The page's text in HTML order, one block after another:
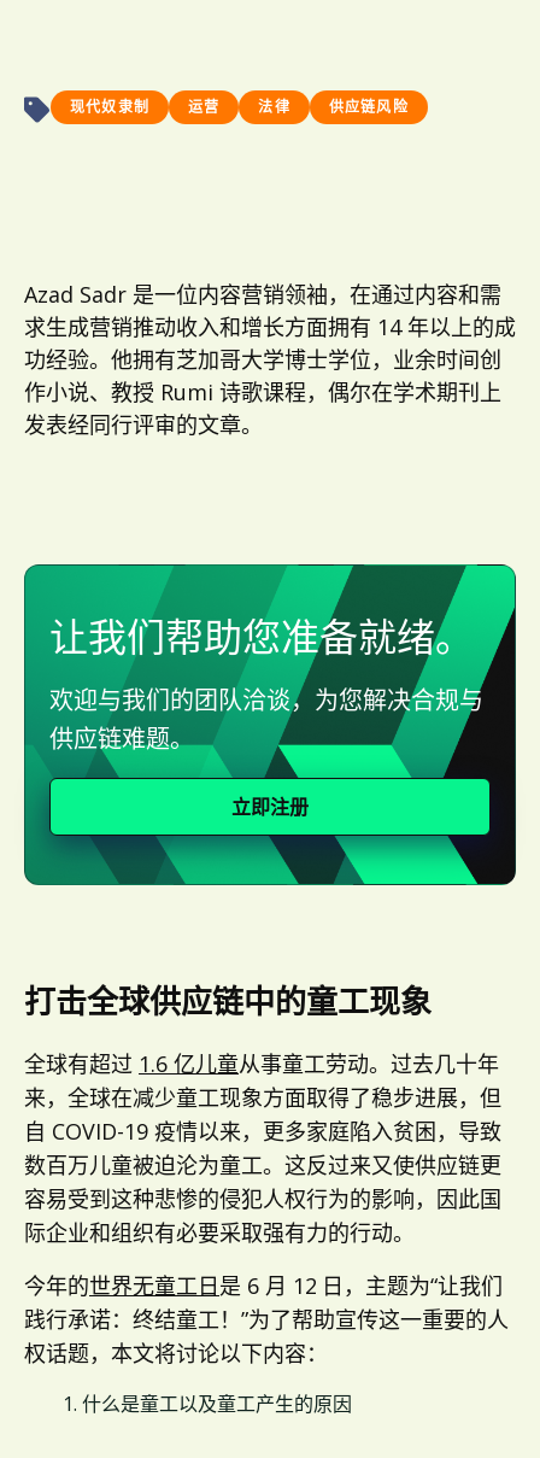
现代奴隶制 运营 法律 供应链风险
Azad Sadr 是一位内容营销领袖，在通过内容和需
求生成营销推动收入和增长方面拥有 14 年以上的成
功经验。他拥有芝加哥大学博士学位，业余时间创
作小说、教授 Rumi 诗歌课程，偶尔在学术期刊上
发表经同行评审的文章。
让我们帮助您准备就绪。
欢迎与我们的团队洽谈，为您解决合规与
供应链难题。
立即注册
打击全球供应链中的童工现象
全球有超过 1.6 亿儿童从事童工劳动。过去几十年
来，全球在减少童工现象方面取得了稳步进展，但
自 COVID-19 疫情以来，更多家庭陷入贫困，导致
数百万儿童被迫沦为童工。这反过来又使供应链更
容易受到这种悲惨的侵犯人权行为的影响，因此国
际企业和组织有必要采取强有力的行动。
今年的世界无童工日是 6 月 12 日，主题为“让我们
践行承诺：终结童工！”为了帮助宣传这一重要的人
权话题，本文将讨论以下内容：
什么是童工以及童工产生的原因